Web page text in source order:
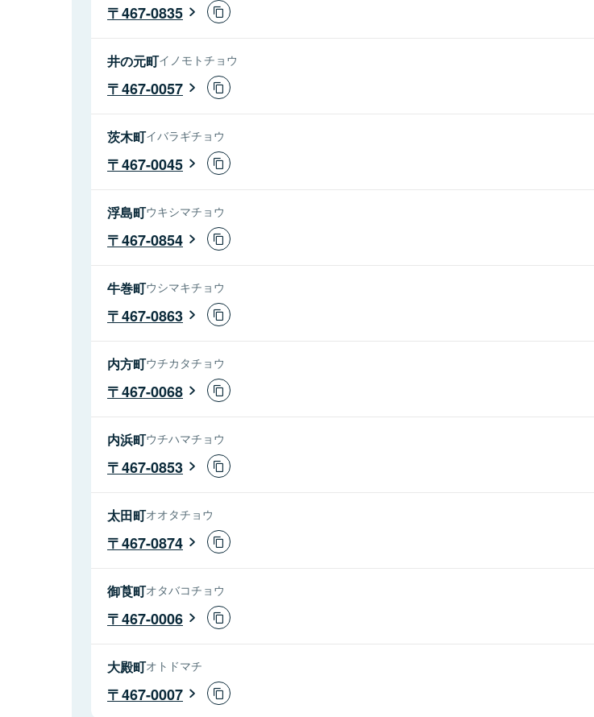
467-0835
井の元町イノモトチョウ
467-0057
茨木町イバラギチョウ
467-0045
浮島町ウキシマチョウ
467-0854
牛巻町ウシマキチョウ
467-0863
内方町ウチカタチョウ
467-0068
内浜町ウチハマチョウ
467-0853
太田町オオタチョウ
467-0874
御莨町オタバコチョウ
467-0006
大殿町オトドマチ
467-0007